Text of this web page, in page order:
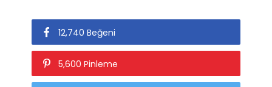
12,740 Beğeni
5,600 Pinleme